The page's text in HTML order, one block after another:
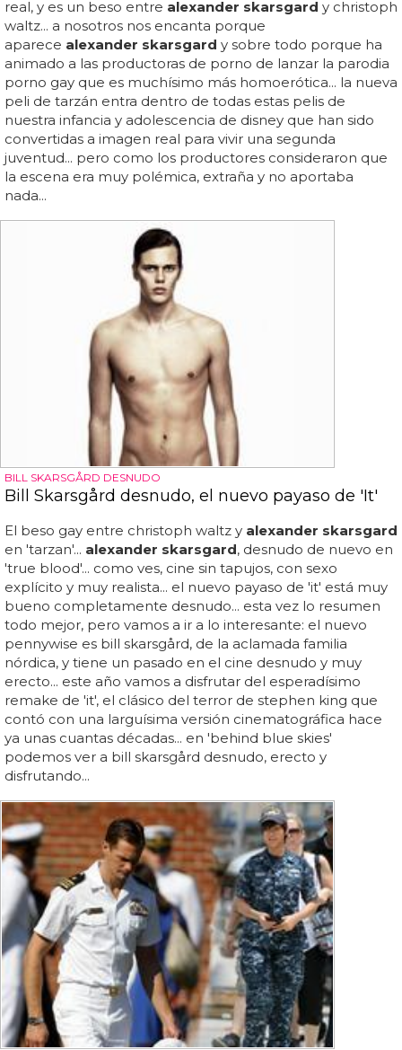
real, y es un beso entre alexander skarsgard y christoph
waltz... a nosotros nos encanta porque
aparece alexander skarsgard y sobre todo porque ha
animado a las productoras de porno de lanzar la parodia
porno gay que es muchísimo más homoerótica... la nueva
peli de tarzán entra dentro de todas estas pelis de
nuestra infancia y adolescencia de disney que han sido
convertidas a imagen real para vivir una segunda
juventud... pero como los productores consideraron que
la escena era muy polémica, extraña y no aportaba
nada...
BILL SKARSGÅRD DESNUDO
Bill Skarsgård desnudo, el nuevo payaso de 'It'
El beso gay entre christoph waltz y alexander skarsgard
en 'tarzan'... alexander skarsgard, desnudo de nuevo en
'true blood'... como ves, cine sin tapujos, con sexo
explícito y muy realista... el nuevo payaso de 'it' está muy
bueno completamente desnudo... esta vez lo resumen
todo mejor, pero vamos a ir a lo interesante: el nuevo
pennywise es bill skarsgård, de la aclamada familia
nórdica, y tiene un pasado en el cine desnudo y muy
erecto... este año vamos a disfrutar del esperadísimo
remake de 'it', el clásico del terror de stephen king que
contó con una larguísima versión cinematográfica hace
ya unas cuantas décadas... en 'behind blue skies'
podemos ver a bill skarsgård desnudo, erecto y
disfrutando...